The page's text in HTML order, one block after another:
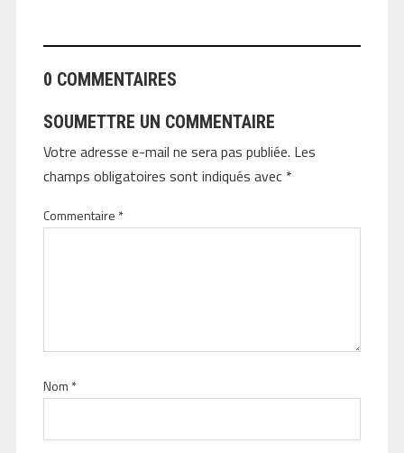
0 COMMENTAIRES
SOUMETTRE UN COMMENTAIRE
Votre adresse e-mail ne sera pas publiée. Les
champs obligatoires sont indiqués avec *
Commentaire *
Nom *